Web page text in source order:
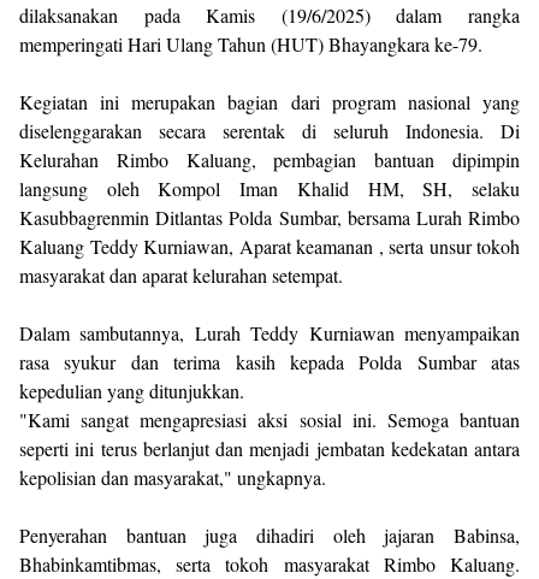
dilaksanakan pada Kamis (19/6/2025) dalam rangka
memperingati Hari Ulang Tahun (HUT) Bhayangkara ke-79.
Kegiatan ini merupakan bagian dari program nasional yang
diselenggarakan secara serentak di seluruh Indonesia. Di
Kelurahan Rimbo Kaluang, pembagian bantuan dipimpin
langsung oleh Kompol Iman Khalid HM, SH, selaku
Kasubbagrenmin Ditlantas Polda Sumbar, bersama Lurah Rimbo
Kaluang Teddy Kurniawan, Aparat keamanan , serta unsur tokoh
masyarakat dan aparat kelurahan setempat.
Dalam sambutannya, Lurah Teddy Kurniawan menyampaikan
rasa syukur dan terima kasih kepada Polda Sumbar atas
kepedulian yang ditunjukkan.
"Kami sangat mengapresiasi aksi sosial ini. Semoga bantuan
seperti ini terus berlanjut dan menjadi jembatan kedekatan antara
kepolisian dan masyarakat," ungkapnya.
Penyerahan bantuan juga dihadiri oleh jajaran Babinsa,
Bhabinkamtibmas, serta tokoh masyarakat Rimbo Kaluang.